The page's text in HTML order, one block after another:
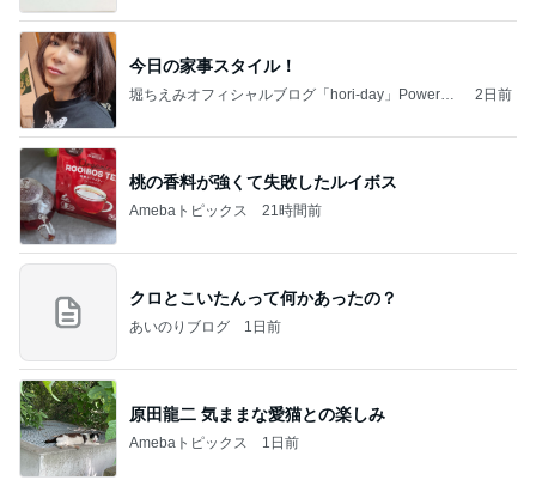
今日の家事スタイル！
堀ちえみオフィシャルブログ「hori-day」Powered
2日前
桃の香料が強くて失敗したルイボス
Amebaトピックス 21時間前
クロとこいたんって何かあったの？
あいのりブログ 1日前
原田龍二 気ままな愛猫との楽しみ
Amebaトピックス 1日前